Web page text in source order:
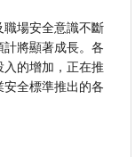
職場安全意識不斷
將顯著成長。各
的增加，正在推
全標準推出的各